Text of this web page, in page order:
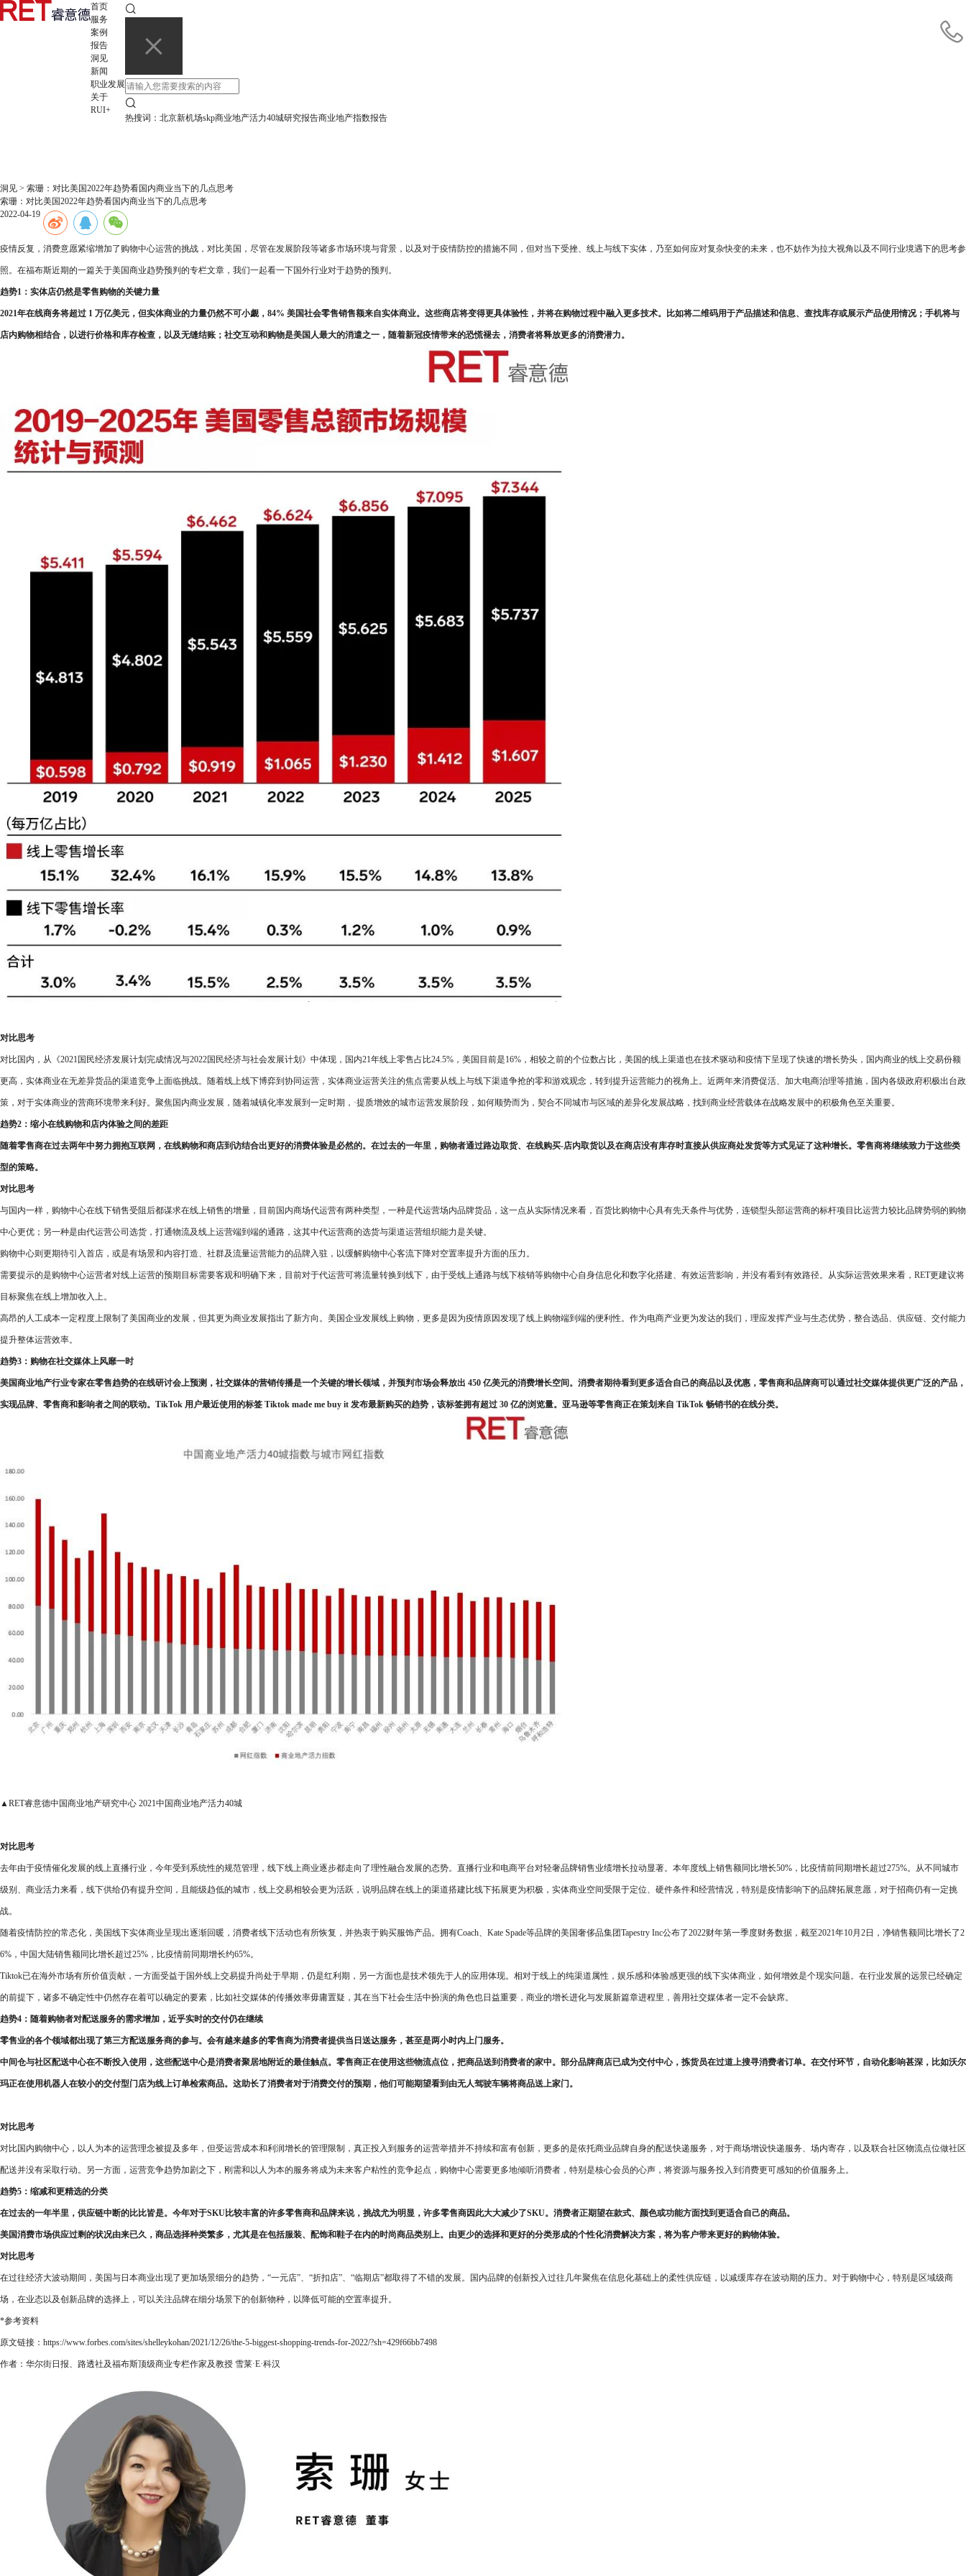
首页
服务
案例
报告
洞见
新闻
职业发展
关于
RUI+
热搜词： 北京新机场skp商业地产活力40城研究报告商业地产指数报告
洞见 > 索珊：对比美国2022年趋势看国内商业当下的几点思考
索珊：对比美国2022年趋势看国内商业当下的几点思考
2022-04-19
疫情反复，消费意愿紧缩增加了购物中心运营的挑战，对比美国，尽管在发展阶段等诸多市场环境与背景，以及对于疫情防控的措施不同，但对当下受挫、线上与线下实体，乃至如何应对复杂快变的未来，也不妨作为拉大视角以及不同行业境遇下的思考参
照。在福布斯近期的一篇关于美国商业趋势预判的专栏文章，我们一起看一下国外行业对于趋势的预判。
趋势1：实体店仍然是零售购物的关键力量
2021年在线商务将超过 1 万亿美元，但实体商业的力量仍然不可小觑，84% 美国社会零售销售额来自实体商业。这些商店将变得更具体验性，并将在购物过程中融入更多技术。比如将二维码用于产品描述和信息、查找库存或展示产品使用情况；手机将与
店内购物相结合，以进行价格和库存检查，以及无缝结账；社交互动和购物是美国人最大的消遣之一，随着新冠疫情带来的恐慌褪去，消费者将释放更多的消费潜力。
对比思考
对比国内，从《2021国民经济发展计划完成情况与2022国民经济与社会发展计划》中体现，国内21年线上零售占比24.5%，美国目前是16%，相较之前的个位数占比，美国的线上渠道也在技术驱动和疫情下呈现了快速的增长势头，国内商业的线上交易份额
更高，实体商业在无差异货品的渠道竞争上面临挑战。随着线上线下博弈到协同运营，实体商业运营关注的焦点需要从线上与线下渠道争抢的零和游戏观念，转到提升运营能力的视角上。近两年来消费促活、加大电商治理等措施，国内各级政府积极出台政
策，对于实体商业的营商环境带来利好。聚焦国内商业发展，随着城镇化率发展到一定时期，·提质增效的城市运营发展阶段，如何顺势而为，契合不同城市与区域的差异化发展战略，找到商业经营载体在战略发展中的积极角色至关重要。
趋势2：缩小在线购物和店内体验之间的差距
随着零售商在过去两年中努力拥抱互联网，在线购物和商店到访结合出更好的消费体验是必然的。在过去的一年里，购物者通过路边取货、在线购买-店内取货以及在商店没有库存时直接从供应商处发货等方式见证了这种增长。零售商将继续致力于这些类
型的策略。
对比思考
与国内一样，购物中心在线下销售受阻后都谋求在线上销售的增量，目前国内商场代运营有两种类型，一种是代运营场内品牌货品，这一点从实际情况来看，百货比购物中心具有先天条件与优势，连锁型头部运营商的标杆项目比运营力较比品牌势弱的购物
中心更优；另一种是由代运营公司选货，打通物流及线上运营端到端的通路，这其中代运营商的选货与渠道运营组织能力是关键。
购物中心则更期待引入首店，或是有场景和内容打造、社群及流量运营能力的品牌入驻，以缓解购物中心客流下降对空置率提升方面的压力。
需要提示的是购物中心运营者对线上运营的预期目标需要客观和明确下来，目前对于代运营可将流量转换到线下，由于受线上通路与线下核销等购物中心自身信息化和数字化搭建、有效运营影响，并没有看到有效路径。从实际运营效果来看，RET更建议将
目标聚焦在线上增加收入上。
高昂的人工成本一定程度上限制了美国商业的发展，但其更为商业发展指出了新方向。美国企业发展线上购物，更多是因为疫情原因发现了线上购物端到端的便利性。作为电商产业更为发达的我们，理应发挥产业与生态优势，整合选品、供应链、交付能力
提升整体运营效率。
趋势3：购物在社交媒体上风靡一时
美国商业地产行业专家在零售趋势的在线研讨会上预测，社交媒体的营销传播是一个关键的增长领域，并预判市场会释放出 450 亿美元的消费增长空间。消费者期待看到更多适合自己的商品以及优惠，零售商和品牌商可以通过社交媒体提供更广泛的产品，
实现品牌、零售商和影响者之间的联动。TikTok 用户最近使用的标签 Tiktok made me buy it 发布最新购买的趋势，该标签拥有超过 30 亿的浏览量。亚马逊等零售商正在策划来自 TikTok 畅销书的在线分类。
▲RET睿意德中国商业地产研究中心 2021中国商业地产活力40城
对比思考
去年由于疫情催化发展的线上直播行业，今年受到系统性的规范管理，线下线上商业逐步都走向了理性融合发展的态势。直播行业和电商平台对轻奢品牌销售业绩增长拉动显著。本年度线上销售额同比增长50%，比疫情前同期增长超过275%。从不同城市
级别、商业活力来看，线下供给仍有提升空间，且能级趋低的城市，线上交易相较会更为活跃，说明品牌在线上的渠道搭建比线下拓展更为积极，实体商业空间受限于定位、硬件条件和经营情况，特别是疫情影响下的品牌拓展意愿，对于招商仍有一定挑
战。
随着疫情防控的常态化，美国线下实体商业呈现出逐渐回暖，消费者线下活动也有所恢复，并热衷于购买服饰产品。拥有Coach、Kate Spade等品牌的美国奢侈品集团Tapestry Inc公布了2022财年第一季度财务数据，截至2021年10月2日，净销售额同比增长了2
6%，中国大陆销售额同比增长超过25%，比疫情前同期增长约65%。
Tiktok已在海外市场有所价值贡献，一方面受益于国外线上交易提升尚处于早期，仍是红利期，另一方面也是技术领先于人的应用体现。相对于线上的纯渠道属性，娱乐感和体验感更强的线下实体商业，如何增效是个现实问题。在行业发展的远景已经确定
的前提下，诸多不确定性中仍然存在着可以确定的要素，比如社交媒体的传播效率毋庸置疑，其在当下社会生活中扮演的角色也日益重要，商业的增长进化与发展新篇章进程里，善用社交媒体者一定不会缺席。
趋势4：随着购物者对配送服务的需求增加，近乎实时的交付仍在继续
零售业的各个领域都出现了第三方配送服务商的参与。会有越来越多的零售商为消费者提供当日送达服务，甚至是两小时内上门服务。
中间仓与社区配送中心在不断投入使用，这些配送中心是消费者聚居地附近的最佳触点。零售商正在使用这些物流点位，把商品送到消费者的家中。部分品牌商店已成为交付中心，拣货员在过道上搜寻消费者订单。在交付环节，自动化影响甚深，比如沃尔
玛正在使用机器人在较小的交付型门店为线上订单检索商品。这助长了消费者对于消费交付的预期，他们可能期望看到由无人驾驶车辆将商品送上家门。
对比思考
对比国内购物中心，以人为本的运营理念被提及多年，但受运营成本和利润增长的管理限制，真正投入到服务的运营举措并不持续和富有创新，更多的是依托商业品牌自身的配送快递服务，对于商场增设快递服务、场内寄存，以及联合社区物流点位做社区
配送并没有采取行动。另一方面，运营竞争趋势加剧之下，刚需和以人为本的服务将成为未来客户粘性的竞争起点，购物中心需要更多地倾听消费者，特别是核心会员的心声，将资源与服务投入到消费更可感知的价值服务上。
趋势5：缩减和更精选的分类
在过去的一年半里，供应链中断的比比皆是。今年对于SKU比较丰富的许多零售商和品牌来说，挑战尤为明显，许多零售商因此大大减少了SKU。消费者正期望在款式、颜色或功能方面找到更适合自己的商品。
美国消费市场供应过剩的状况由来已久，商品选择种类繁多，尤其是在包括服装、配饰和鞋子在内的时尚商品类别上。由更少的选择和更好的分类形成的个性化消费解决方案，将为客户带来更好的购物体验。
对比思考
在过往经济大波动期间，美国与日本商业出现了更加场景细分的趋势，“一元店”、“折扣店”、“临期店”都取得了不错的发展。国内品牌的创新投入过往几年聚焦在信息化基础上的柔性供应链，以减缓库存在波动期的压力。对于购物中心，特别是区域级商
场，在业态以及创新品牌的选择上，可以关注品牌在细分场景下的创新物种，以降低可能的空置率提升。
*参考资料
原文链接：https://www.forbes.com/sites/shelleykohan/2021/12/26/the-5-biggest-shopping-trends-for-2022/?sh=429f66bb7498
作者：华尔街日报、路透社及福布斯顶级商业专栏作家及教授 雪莱·E·科汉